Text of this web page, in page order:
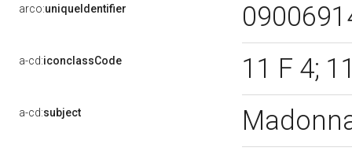
arco:uniqueIdentifier
a-cd:iconclassCode 11 F 4;
a-cd:subject